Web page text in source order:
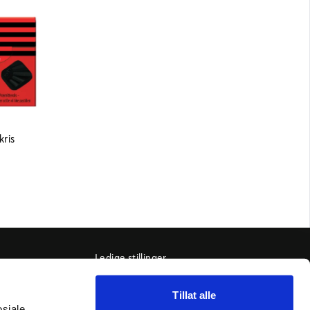
Tillat alle
Ledige stillinger
Kontakt oss
Ofte stilte spørsmål